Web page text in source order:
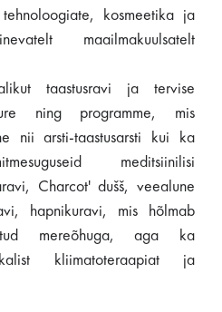
kosmeetika ja
maailmakuulsatelt
taastusravi ja tervise
ning programme, mis
nii arsti-taastusarsti kui ka
meditsiinilisi
Charcot' dušš, veealune
hapnikuravi, mis hõlmab
mereõhuga, aga ka
kliimatoteraapiat ja